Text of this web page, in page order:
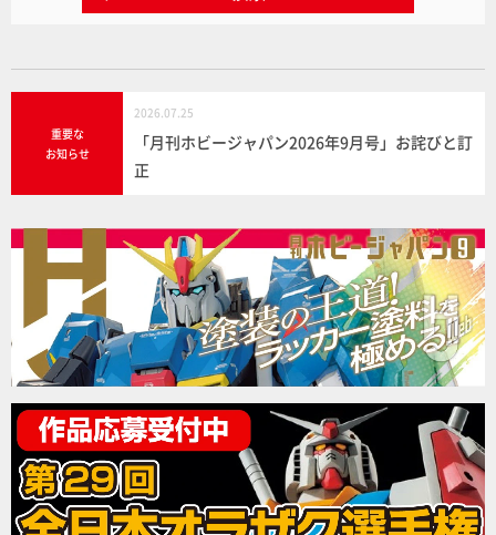
重要な
お知らせ
2026.07.25
「月刊ホビージャパン2026年9月号」お詫びと訂
正